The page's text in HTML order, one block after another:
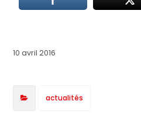
10 avril 2016
actualités